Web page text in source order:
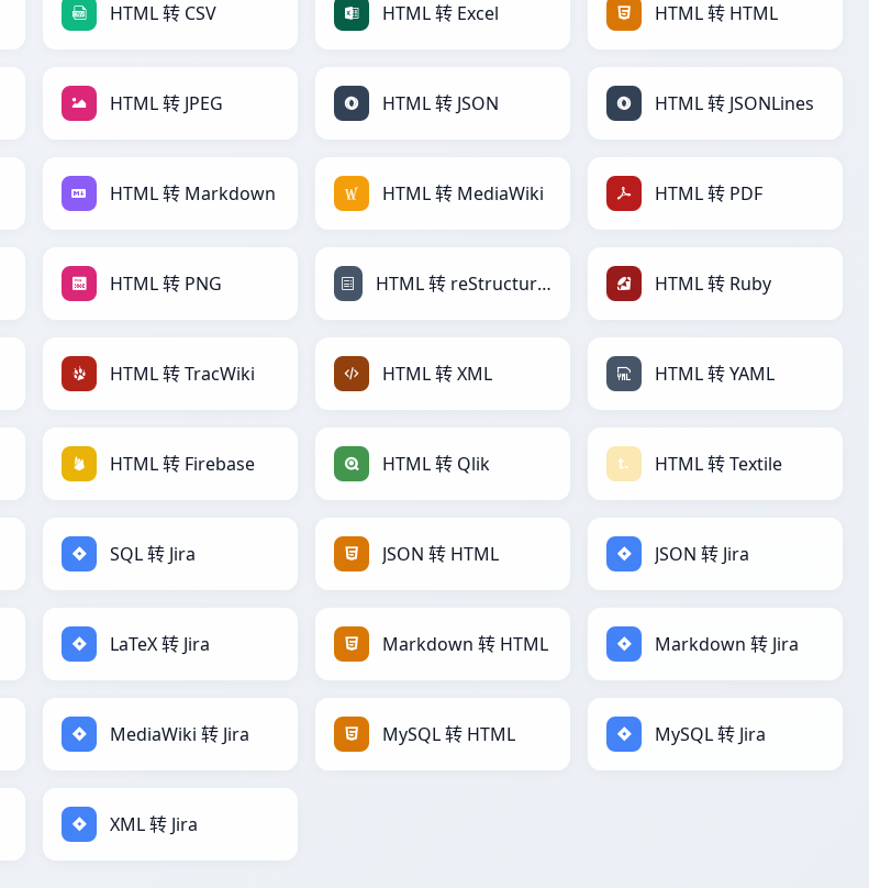
HTML 转 CSV HTML 转 Excel HTML 转 HTML
HTML 转 JPEG HTML 转 JSON HTML 转 JSONLines
HTML 转 Markdown HTML 转 MediaWiki HTML 转 PDF
HTML 转 PNG HTML 转 reStructuredText HTML 转 Ruby
HTML 转 TracWiki HTML 转 XML HTML 转 YAML
HTML 转 Firebase HTML 转 Qlik HTML 转 Textile
SQL 转 Jira JSON 转 HTML JSON 转 Jira
LaTeX 转 Jira Markdown 转 HTML Markdown 转 Jira
MediaWiki 转 Jira MySQL 转 HTML MySQL 转 Jira
XML 转 Jira